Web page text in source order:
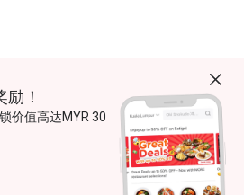
！
价值高达MYR 30